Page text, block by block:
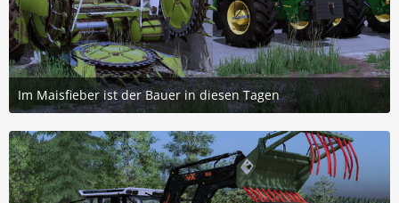
Im Maisfieber ist der Bauer in diesen Tagen
25. Juni 2026 um 16:58
7